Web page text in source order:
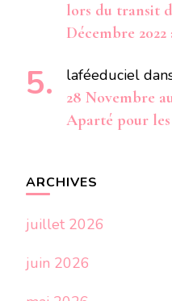
lors du transit
Décembre 2022
laféeduciel
28 Novembre
Aparté pour les
ARCHIVES
juillet 2026
juin 2026